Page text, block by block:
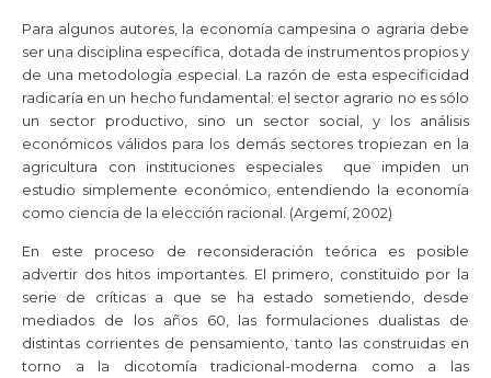
Para algunos autores, la economía campesina o agraria debe
ser una disciplina específica, dotada de instrumentos propios y
de una metodología especial. La razón de esta especificidad
radicaría en un hecho fundamental: el sector agrario no es sólo
un sector productivo, sino un sector social, y los análisis
económicos válidos para los demás sectores tropiezan en la
agricultura con instituciones especiales que impiden un
estudio simplemente económico, entendiendo la economía
como ciencia de la elección racional. (Argemí, 2002)
En este proceso de reconsideración teórica es posible
advertir dos hitos importantes. El primero, constituido por la
serie de críticas a que se ha estado sometiendo, desde
mediados de los años 60, las formulaciones dualistas de
distintas corrientes de pensamiento, tanto las construidas en
torno a la dicotomía tradicional-moderna como a las